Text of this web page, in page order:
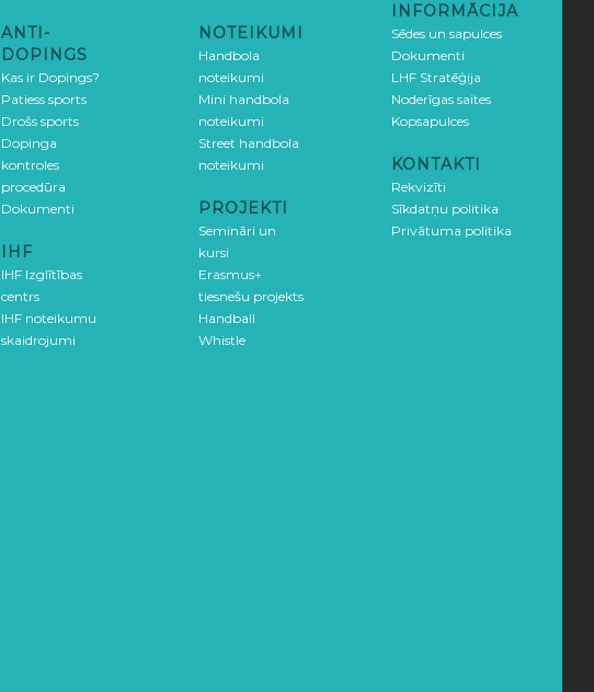
ANTI-
DOPINGS
Kas ir Dopings?
Patiess sports
Drošs sports
Dopinga
kontroles
procedūra
Dokumenti
IHF
IHF Izglītības
centrs
IHF noteikumu
skaidrojumi
NOTEIKUMI
Handbola
noteikumi
Mini handbola
noteikumi
Street handbola
noteikumi
PROJEKTI
Semināri un
kursi
Erasmus+
tiesnešu projekts
Handball
Whistle
INFORMĀCIJA
Sēdes un sapulces
Dokumenti
LHF Stratēģija
Noderīgas saites
Kopsapulces
KONTAKTI
Rekvizīti
Sīkdatņu politika
Privātuma politika